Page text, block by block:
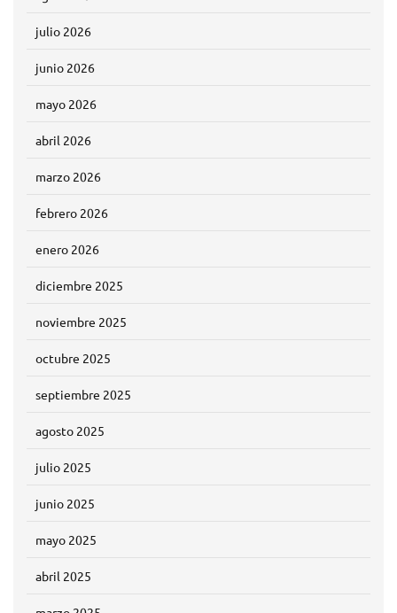
julio 2026
junio 2026
mayo 2026
abril 2026
marzo 2026
febrero 2026
enero 2026
diciembre 2025
noviembre 2025
octubre 2025
septiembre 2025
agosto 2025
julio 2025
junio 2025
mayo 2025
abril 2025